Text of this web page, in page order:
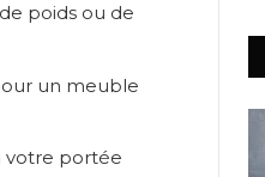
poids ou de
un meuble
votre portée